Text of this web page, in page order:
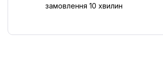
замовлення 10 хвилин